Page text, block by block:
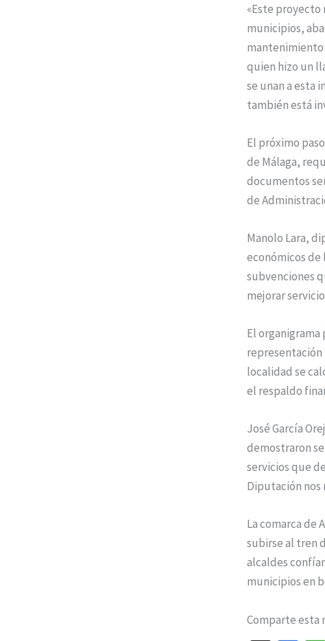
«Este proyecto
municipios,
mantenimiento
quien hizo un
se unan a esta
también está
El próximo
de Málaga,
documentos
de
Manolo Lara,
económicos de
subvenciones
mejorar
El
representación
localidad se
el respaldo
José García
demostraron
servicios que
Diputación
La comarca de
subirse al tren
alcaldes
municipios en
Comparte esta